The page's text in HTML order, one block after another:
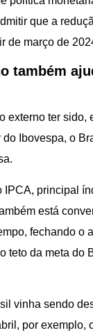
que a
de março de
também
externo ter sido,
Ibovespa, o
IPCA, principal
está
fechando o
teto da meta do
vinha sendo
por exemplo,